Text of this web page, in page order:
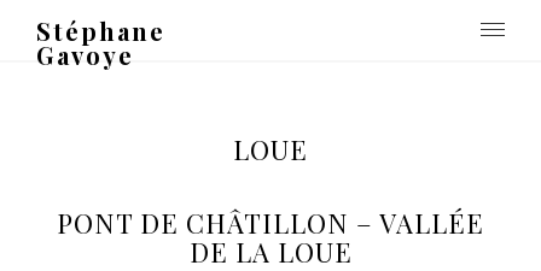
Stéphane
Gavoye
LOUE
PONT DE CHÂTILLON – VALLÉE
DE LA LOUE